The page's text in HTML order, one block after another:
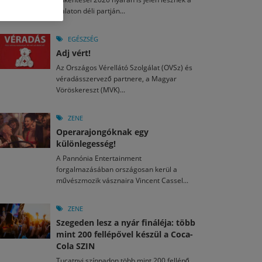
2026. JÚL. 15.
nézők 10 kedvenc filmje 2026 első félévében
2026. JÚL. 3.
án hozzánk is megérkezik a Rocktábor
2026. JÚL. 29.
a jubileumi Művészetek Völgye – még öt
kulturális ünnep
Fesztivál 2026
egy mese: 30 napos mesekihívást indít a Libri
2026. MÁJ. 11.
László kapta az Artisjus Irodalmi Nagydíjat
Balaton déli partján...
EGÉSZSÉG
Adj vért!
Az Országos Vérellátó Szolgálat (OVSz) és
véradásszervező partnere, a Magyar
Vöröskereszt (MVK)...
ZENE
Operarajongóknak egy
különlegesség!
A Pannónia Entertainment
forgalmazásában országosan kerül a
művészmozik vásznaira Vincent Cassel...
ZENE
Szegeden lesz a nyár fináléja: több
mint 200 fellépővel készül a Coca-
Cola SZIN